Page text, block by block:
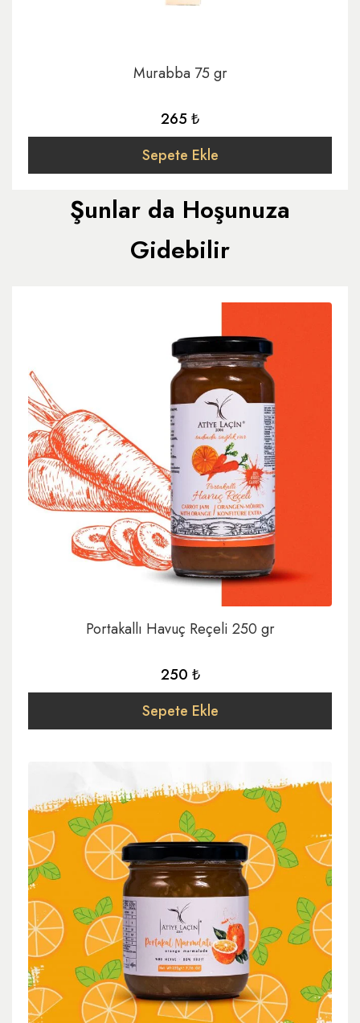
Murabba 75 gr
265 ₺
Sepete Ekle
Şunlar da Hoşunuza
Gidebilir
Portakallı Havuç Reçeli 250 gr
250 ₺
Sepete Ekle